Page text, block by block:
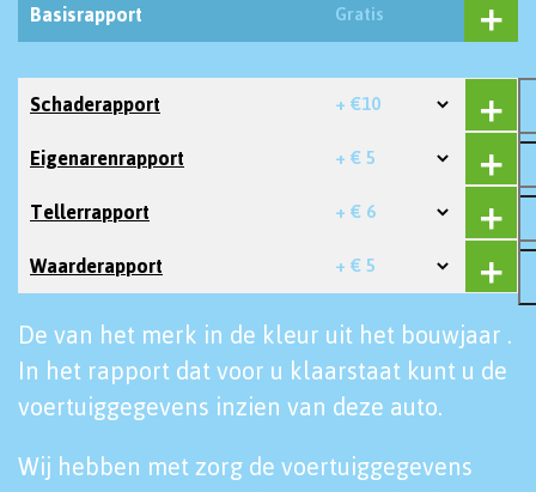
Basisrapport Gratis
Schaderapport + €10
Eigenarenrapport + € 5
Tellerrapport + € 6
Waarderapport + € 5
De van het merk in de kleur uit het bouwjaar .
In het rapport dat voor u klaarstaat kunt u de
voertuiggegevens inzien van deze auto.
Wij hebben met zorg de voertuiggegevens